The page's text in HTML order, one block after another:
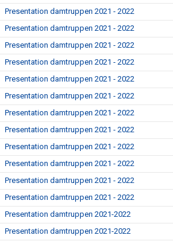
Presentation damtruppen 2021 - 2022
Presentation damtruppen 2021 - 2022
Presentation damtruppen 2021 - 2022
Presentation damtruppen 2021 - 2022
Presentation damtruppen 2021 - 2022
Presentation damtruppen 2021 - 2022
Presentation damtruppen 2021 - 2022
Presentation damtruppen 2021 - 2022
Presentation damtruppen 2021 - 2022
Presentation damtruppen 2021 - 2022
Presentation damtruppen 2021 - 2022
Presentation damtruppen 2021 - 2022
Presentation damtruppen 2021-2022
Presentation damtruppen 2021-2022